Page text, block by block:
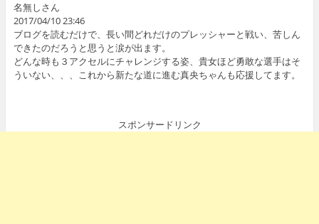
名無しさん
2017/04/10 23:46
ブログを読むだけで、長い間どれだけのプレッシャーと戦い、苦しん
できたのだろうと思うと涙が出ます。
どんな時も３アクセルにチャレンジする姿、貴女ほど勇敢な選手はそ
ういない、、、これから新たな道に進む真央ちゃんも応援してます。
スポンサードリンク